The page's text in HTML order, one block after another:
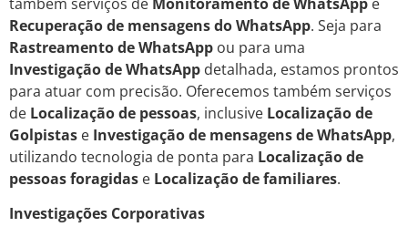
Recuperação de mensagens do WhatsApp. Seja para
Rastreamento de WhatsApp ou para uma
Investigação de WhatsApp detalhada, estamos prontos
para atuar com precisão. Oferecemos também serviços
de Localização de pessoas, inclusive Localização de
Golpistas e Investigação de mensagens de WhatsApp,
utilizando tecnologia de ponta para Localização de
pessoas foragidas e Localização de familiares.
Investigações Corporativas